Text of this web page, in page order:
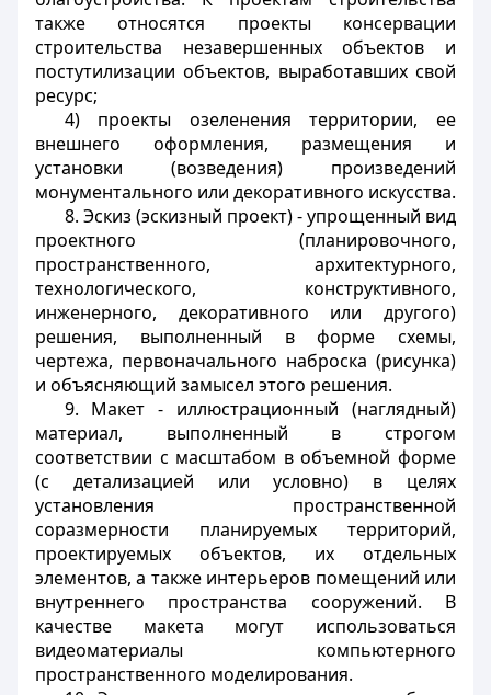
также относятся проекты консервации
строительства незавершенных объектов и
постутилизации объектов, выработавших свой
ресурс;
4) проекты озеленения территории, ее
внешнего оформления, размещения и
установки (возведения) произведений
монументального или декоративного искусства.
8. Эскиз (эскизный проект) - упрощенный вид
проектного (планировочного,
пространственного, архитектурного,
технологического, конструктивного,
инженерного, декоративного или другого)
решения, выполненный в форме схемы,
чертежа, первоначального наброска (рисунка)
и объясняющий замысел этого решения.
9. Макет - иллюстрационный (наглядный)
материал, выполненный в строгом
соответствии с масштабом в объемной форме
(с детализацией или условно) в целях
установления пространственной
соразмерности планируемых территорий,
проектируемых объектов, их отдельных
элементов, а также интерьеров помещений или
внутреннего пространства сооружений. В
качестве макета могут использоваться
видеоматериалы компьютерного
пространственного моделирования.